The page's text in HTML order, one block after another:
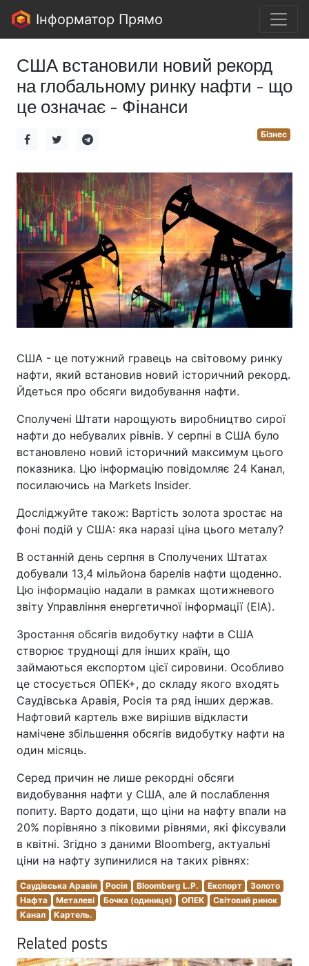
Інформатор Прямо
США встановили новий рекорд
на глобальному ринку нафти - що
це означає - Фінанси
Бізнес
США - це потужний гравець на світовому ринку
нафти, який встановив новий історичний рекорд.
Йдеться про обсяги видобування нафти.
Сполучені Штати нарощують виробництво сирої
нафти до небувалих рівнів. У серпні в США було
встановлено новий історичний максимум цього
показника. Цю інформацію повідомляє 24 Канал,
посилаючись на Markets Insider.
Досліджуйте також: Вартість золота зростає на
фоні подій у США: яка наразі ціна цього металу?
В останній день серпня в Сполучених Штатах
добували 13,4 мільйона барелів нафти щоденно.
Цю інформацію надали в рамках щотижневого
звіту Управління енергетичної інформації (EIA).
Зростання обсягів видобутку нафти в США
створює труднощі для інших країн, що
займаються експортом цієї сировини. Особливо
це стосується ОПЕК+, до складу якого входять
Саудівська Аравія, Росія та ряд інших держав.
Нафтовий картель вже вирішив відкласти
намічене збільшення обсягів видобутку нафти на
один місяць.
Серед причин не лише рекордні обсяги
видобування нафти у США, але й послаблення
попиту. Варто додати, що ціни на нафту впали на
20% порівняно з піковими рівнями, які фіксували
в квітні. Згідно з даними Bloomberg, актуальні
ціни на нафту зупинилися на таких рівнях:
Саудівська Аравія Росія Bloomberg L.P. Експорт
Золото
Нафта
Металеві Бочка (одиниця) ОПЕК
Світовий ринок
Канал
Картель.
Related posts